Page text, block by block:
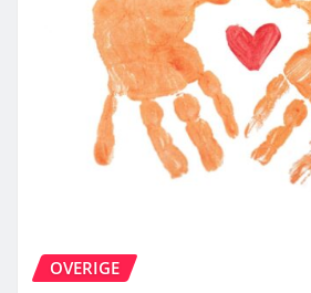
OVERIGE